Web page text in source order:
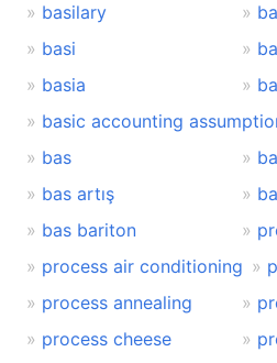
basilary
basi
basia
basic accounting
bas
bas artış
bas bariton
process air conditioning
process annealing
process cheese